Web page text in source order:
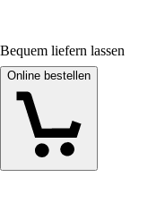
Bequem liefern lassen
Online bestellen